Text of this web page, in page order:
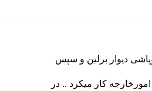
دیوار برلین و سپس
کار میکرد .. در